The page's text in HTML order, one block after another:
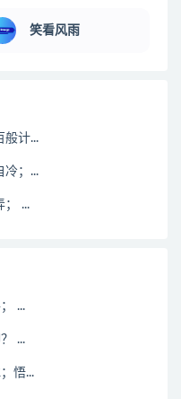
笑看风雨
般计...
冷；...
； ...
...
...
悟...